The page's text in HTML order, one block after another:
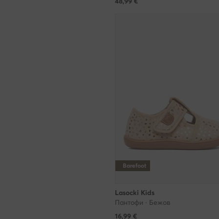
Barefoot
Lasocki Kids
Пантофи · Бежов
16,99 €
могат да
на
https://
Вашия
без обаче
съгласие за